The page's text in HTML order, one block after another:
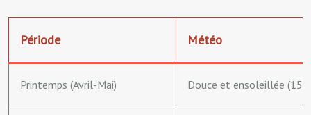
Période Météo
Printemps (Avril-Mai) Douce et ensoleillée (15-